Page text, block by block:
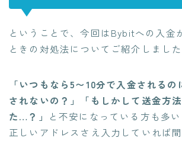
ということで、今回はBybitへの入金
ときの対処法についてご紹介しました
「いつもなら5〜10分で入金される
されないの？」「もしかして送金方
た…？」
と不安になっている方も多い
正しいアドレスさえ入力していれば